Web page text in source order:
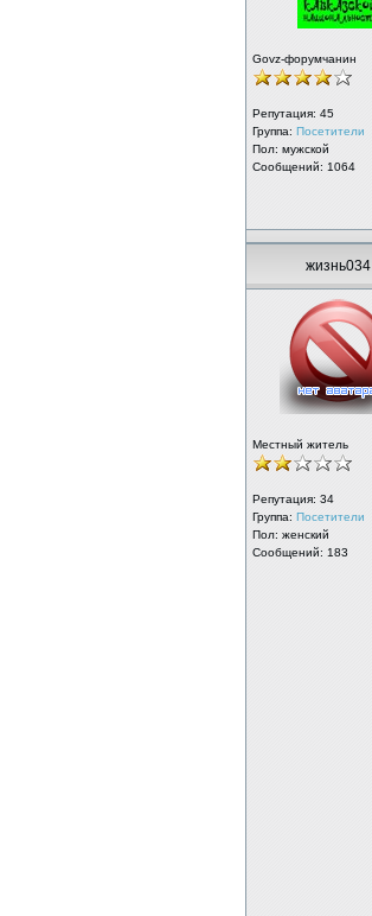
Govz-форумчанин
Репутация: 45
Группа: Посетители
Пол: мужской
Сообщений: 1064
жизнь034
Местный житель
Репутация: 34
Группа: Посетители
Пол: женский
Сообщений: 183